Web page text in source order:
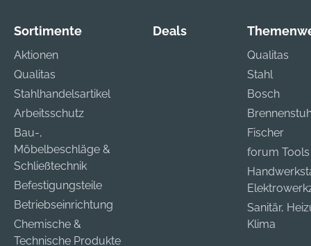
Sortimente
Aktionen
Qualitas
Stahlhandelsartikel
Arbeitsschutz
Bau-,
Möbelbeschläge &
Schließtechnik
Befestigungsteile
Betriebseinrichtung
Chemische &
Technische Produkte
Deals
Qualitas
Stahl
Bosch
Fischer
forum Tools
Sanitär,
Klima